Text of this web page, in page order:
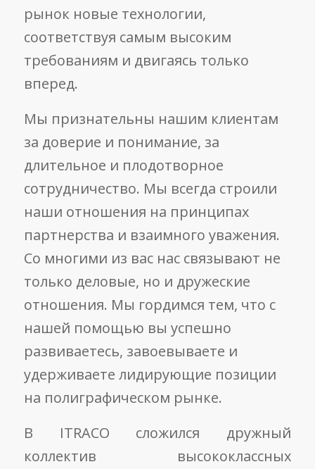
рынок новые технологии,
соответствуя самым высоким
требованиям и двигаясь только
вперед.
Мы признательны нашим клиентам
за доверие и понимание, за
длительное и плодотворное
сотрудничество. Мы всегда строили
наши отношения на принципах
партнерства и взаимного уважения.
Со многими из вас нас связывают не
только деловые, но и дружеские
отношения. Мы гордимся тем, что c
нашей помощью вы успешно
развиваетесь, завоевываете и
удерживаете лидирующие позиции
на полиграфическом рынке.
В ITRACO сложился дружный
коллектив высококлассных